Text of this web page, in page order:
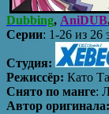
Dubbing, AniDUB
Серии: 1-26 из 26
Студия:
Режиссёр: Като
Снято по манге:
Автор оригинала: